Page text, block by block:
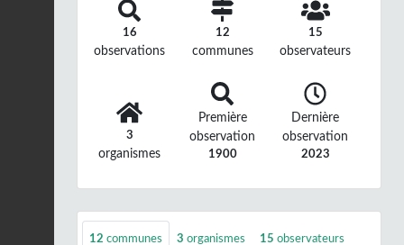
16
observations
12
communes
15
observateurs
3
organismes
Première
observation
1900
Dernière
observation
2023
12 communes 3 organismes 15 observateurs